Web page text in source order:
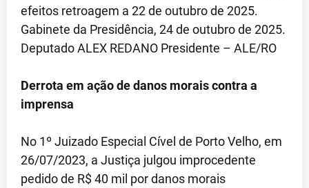
efeitos retroagem a 22 de outubro de 2025.
Gabinete da Presidência, 24 de outubro de 2025.
Deputado ALEX REDANO Presidente – ALE/RO
Derrota em ação de danos morais contra a
imprensa
No 1º Juizado Especial Cível de Porto Velho, em
26/07/2023, a Justiça julgou improcedente
pedido de R$ 40 mil por danos morais